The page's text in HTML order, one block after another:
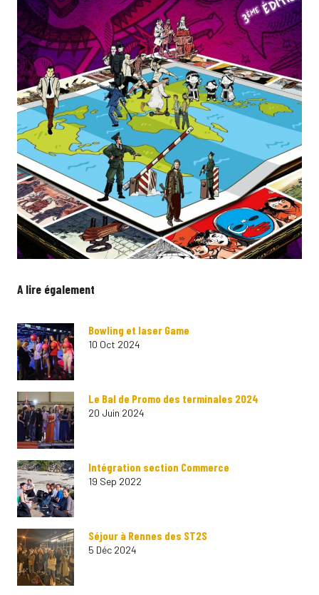
A lire également
Bowling et laser Game
10 Oct 2024
Le Bal de Promo des terminales 2024
20 Juin 2024
Intégration section Commerce
19 Sep 2022
Séjour à Rennes des ST2S
5 Déc 2024